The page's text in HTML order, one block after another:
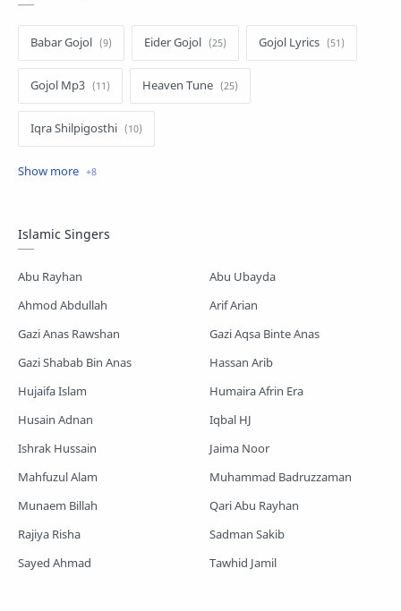
Babar Gojol Eider Gojol Gojol Lyrics
Gojol Mp3 Heaven Tune
Iqra Shilpigosthi
Islamic Story
Shopnoshiri
Islamic Singers
Abu Rayhan
Abu Ubayda
Ahmod Abdullah
Arif Arian
Gazi Anas Rawshan
Gazi Aqsa Binte Anas
Gazi Shabab Bin Anas
Hassan Arib
Hujaifa Islam
Humaira Afrin Era
Husain Adnan
Iqbal HJ
Ishrak Hussain
Jaima Noor
Mahfuzul Alam
Muhammad Badruzzaman
Munaem Billah
Qari Abu Rayhan
Rajiya Risha
Sadman Sakib
Sayed Ahmad
Tawhid Jamil